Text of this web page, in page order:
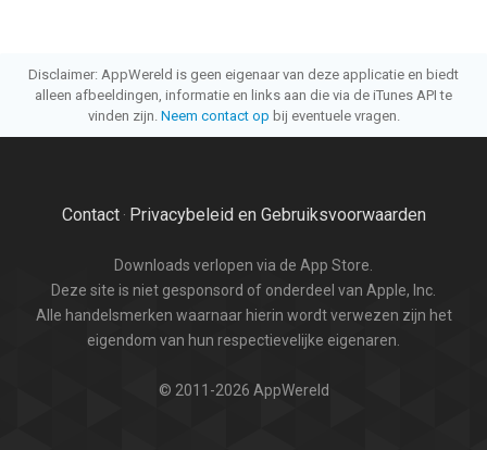
Disclaimer: AppWereld is geen eigenaar van deze applicatie en biedt
alleen afbeeldingen, informatie en links aan die via de iTunes API te
vinden zijn. Neem contact op bij eventuele vragen.
Contact· Privacybeleid en Gebruiksvoorwaarden
Downloads verlopen via de App Store.
Deze site is niet gesponsord of onderdeel van Apple, Inc.
Alle handelsmerken waarnaar hierin wordt verwezen zijn het
eigendom van hun respectievelijke eigenaren.
© 2011-2026 AppWereld